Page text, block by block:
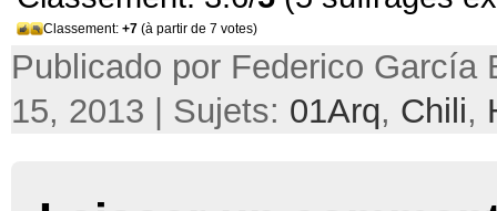
Classement: +7 (à partir de 7 votes)
Publicado por Federico García
15, 2013 | Sujets: 01Arq, Chili,